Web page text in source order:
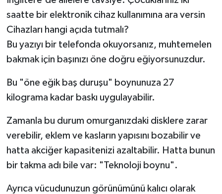
saatte bir elektronik cihaz kullanımına ara versin
Cihazları hangi açıda tutmalı?
Bu yazıyı bir telefonda okuyorsanız, muhtemelen
bakmak için başınızı öne doğru eğiyorsunuzdur.
Bu "öne eğik baş duruşu" boynunuza 27
kilograma kadar baskı uygulayabilir.
Zamanla bu durum omurganızdaki disklere zarar
verebilir, eklem ve kasların yapısını bozabilir ve
hatta akciğer kapasitenizi azaltabilir. Hatta bunun
bir takma adı bile var: "Teknoloji boynu".
Ayrıca vücudunuzun görünümünü kalıcı olarak